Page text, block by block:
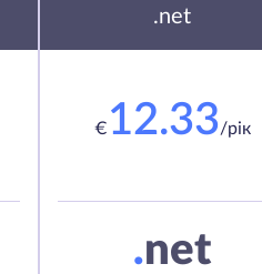
.net
€ 12.33/рік
.net